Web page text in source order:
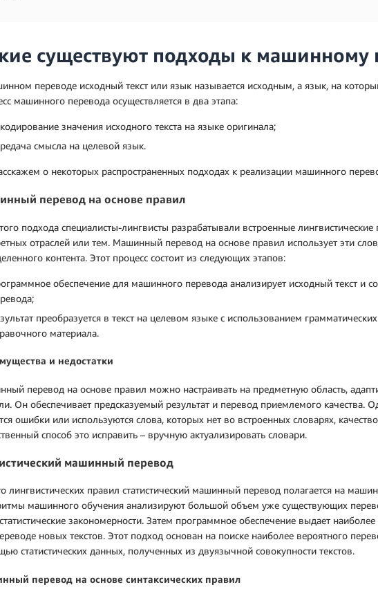
существуют подходы к машинному
переводе исходный текст или язык называется исходным, а язык, на
машинного перевода осуществляется в два этапа:
значения исходного текста на языке оригинала;
смысла на целевой язык.
о некоторых распространенных подходах к реализации машинного
перевод на основе правил
подхода специалисты-лингвисты разрабатывали встроенные
отраслей или тем. Машинный перевод на основе правил использует эти
контента. Этот процесс состоит из следующих этапов:
обеспечение для машинного перевода анализирует исходный текст и
преобразуется в текст на целевом языке с использованием
материала.
и недостатки
перевод на основе правил можно настраивать на предметную область,
Он обеспечивает предсказуемый результат и перевод приемлемого качества.
ошибки или используются слова, которых нет во встроенных словарях,
способ это исправить – вручную актуализировать словари.
машинный перевод
лингвистических правил статистический машинный перевод полагается на
машинного обучения анализируют большой объем уже существующих
закономерности. Затем программное обеспечение выдает
новых текстов. Этот подход основан на поиске наиболее вероятного
статистических данных, полученных из двуязычной совокупности текстов.
перевод на основе синтаксических правил